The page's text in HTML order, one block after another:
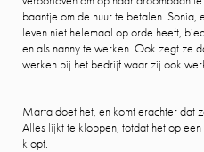
baantje om de huur te betalen.
leven niet helemaal op orde heeft,
en als nanny te werken. Ook zegt ze
werken bij het bedrijf waar zij ook
Marta doet het, en komt erachter dat
Alles lijkt te kloppen, totdat het op
klopt.